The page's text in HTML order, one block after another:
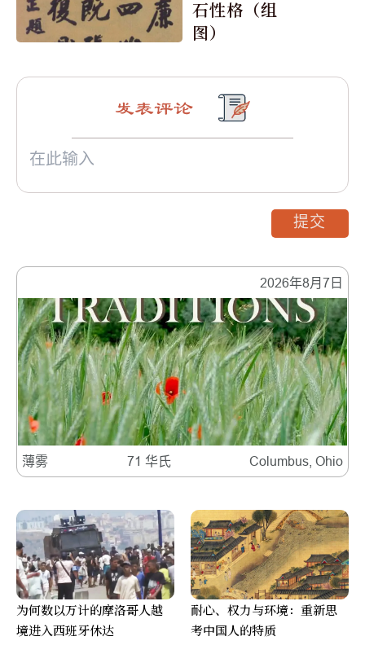
石性格（组
图）
2026年8月7日
薄雾 71 华氏 Columbus, Ohio
发表评论
提交
为何数以万计的摩洛哥人越
境进入西班牙休达
耐心、权力与环境：重新思
考中国人的特质